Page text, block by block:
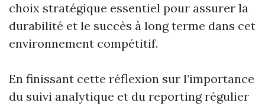
choix stratégique essentiel pour assurer la
durabilité et le succès à long terme dans cet
environnement compétitif.
En finissant cette réflexion sur l’importance
du suivi analytique et du reporting régulier